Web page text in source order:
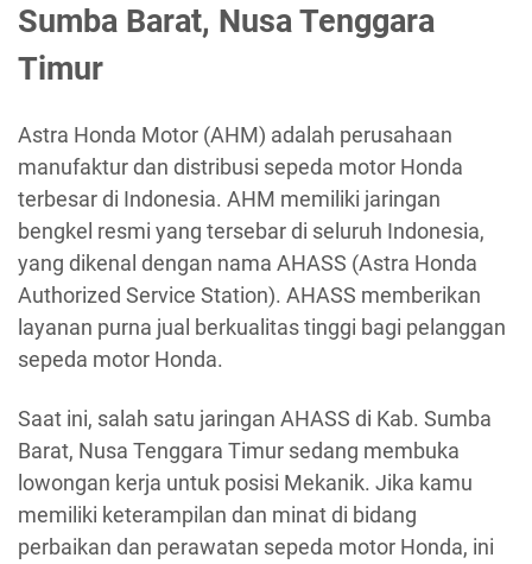
Sumba Barat, Nusa Tenggara
Timur
Astra Honda Motor (AHM) adalah perusahaan
manufaktur dan distribusi sepeda motor Honda
terbesar di Indonesia. AHM memiliki jaringan
bengkel resmi yang tersebar di seluruh Indonesia,
yang dikenal dengan nama AHASS (Astra Honda
Authorized Service Station). AHASS memberikan
layanan purna jual berkualitas tinggi bagi pelanggan
sepeda motor Honda.
Saat ini, salah satu jaringan AHASS di Kab. Sumba
Barat, Nusa Tenggara Timur sedang membuka
lowongan kerja untuk posisi Mekanik. Jika kamu
memiliki keterampilan dan minat di bidang
perbaikan dan perawatan sepeda motor Honda, ini